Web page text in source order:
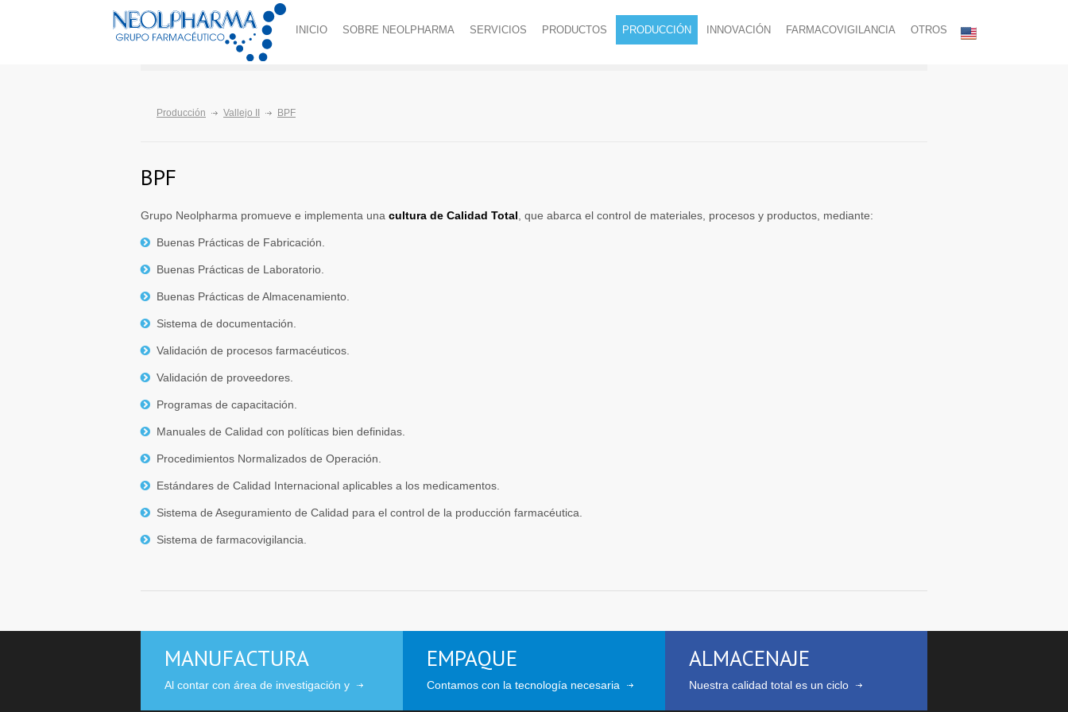
INICIO SOBRE NEOLPHARMA SERVICIOS PRODUCTOS PRODUCCIÓN INNOVACIÓN FARMACOVIGILANCIA OTROS
Producción Vallejo II BPF
BPF
Grupo Neolpharma promueve e implementa una cultura de Calidad Total , que abarca el control de materiales, procesos y productos, mediante:
Buenas Prácticas de Fabricación.
Buenas Prácticas de Laboratorio.
Buenas Prácticas de Almacenamiento.
Sistema de documentación.
Validación de procesos farmacéuticos.
Validación de proveedores.
Programas de capacitación.
Manuales de Calidad con políticas bien definidas.
Procedimientos Normalizados de Operación.
Estándares de Calidad Internacional aplicables a los medicamentos.
Sistema de Aseguramiento de Calidad para el control de la producción farmacéutica.
Sistema de farmacovigilancia.
MANUFACTURA
Al contar con área de investigación y
EMPAQUE
Contamos con la tecnología necesaria
ALMACENAJE
Nuestra calidad total es un ciclo